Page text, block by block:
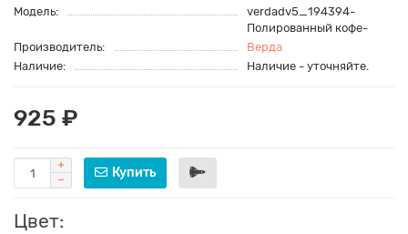
Модель:
verdadv5_194394-
Полированный кофе-
Производитель:
Верда
Наличие:
Наличие - уточняйте.
925 ₽
Купить
Цвет: